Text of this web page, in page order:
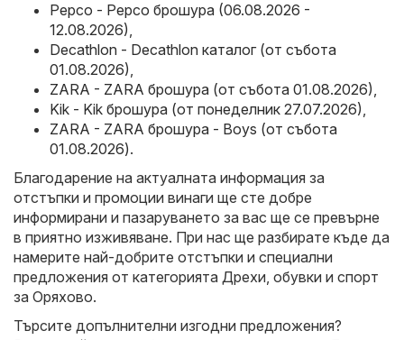
Pepco - Pepco брошура (06.08.2026 -
12.08.2026),
Decathlon - Decathlon каталог (от събота
01.08.2026),
ZARA - ZARA брошура (от събота 01.08.2026),
Kik - Kik брошура (от понеделник 27.07.2026),
ZARA - ZARA брошура - Boys (от събота
01.08.2026).
Благодарение на актуалната информация за
отстъпки и промоции винаги ще сте добре
информирани и пазаруването за вас ще се превърне
в приятно изживяване. При нас ще разбирате къде да
намерите най-добрите отстъпки и специални
предложения от категорията Дрехи, обувки и спорт
за Оряхово.
Търсите допълнителни изгодни предложения?